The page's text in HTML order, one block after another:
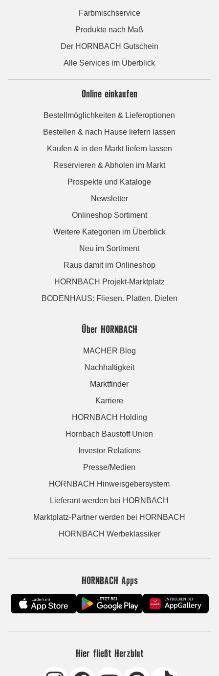
Farbmischservice
Produkte nach Maß
Der HORNBACH Gutschein
Alle Services im Überblick
Online einkaufen
Bestellmöglichkeiten & Lieferoptionen
Bestellen & nach Hause liefern lassen
Kaufen & in den Markt liefern lassen
Reservieren & Abholen im Markt
Prospekte und Kataloge
Newsletter
Onlineshop Sortiment
Weitere Kategorien im Überblick
Neu im Sortiment
Raus damit im Onlineshop
HORNBACH Projekt-Marktplatz
BODENHAUS: Fliesen. Platten. Dielen
Über HORNBACH
MACHER Blog
Nachhaltigkeit
Marktfinder
Karriere
HORNBACH Holding
Hornbach Baustoff Union
Investor Relations
Presse/Medien
HORNBACH Hinweisgebersystem
Lieferant werden bei HORNBACH
Marktplatz-Partner werden bei HORNBACH
HORNBACH Werbeklassiker
HORNBACH Apps
Hier fließt Herzblut